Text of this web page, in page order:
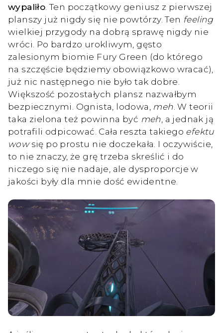
wypaliło . Ten początkowy geniusz z pierwszej
planszy już nigdy się nie powtórzy. Ten feeling
wielkiej przygody na dobrą sprawę nigdy nie
wróci. Po bardzo urokliwym, gęsto
zalesionym biomie Fury Green (do którego
na szczęście będziemy obowiązkowo wracać),
już nic następnego nie było tak dobre.
Większość pozostałych plansz nazwałbym
bezpiecznymi. Ognista, lodowa, meh . W teorii
taka zielona też powinna być meh , a jednak ją
potrafili odpicować. Cała reszta takiego efektu
wowsię po prostu nie doczekała. I oczywiście,
to nie znaczy, że grę trzeba skreślić i do
niczego się nie nadaje, ale dysproporcje w
jakości były dla mnie dość ewidentne.